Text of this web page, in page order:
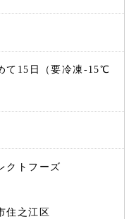
て15日（要冷凍-15℃
クトフーズ
住之江区